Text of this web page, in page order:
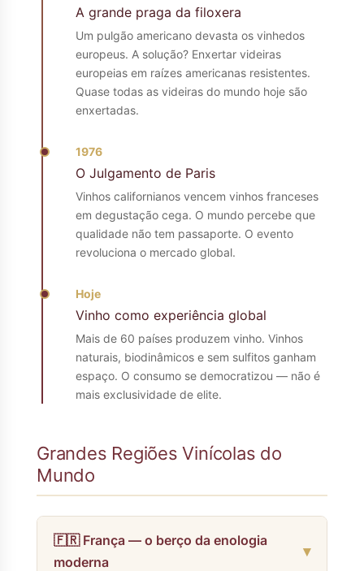
A grande praga da filoxera
Um pulgão americano devasta os vinhedos
europeus. A solução? Enxertar videiras
europeias em raízes americanas resistentes.
Quase todas as videiras do mundo hoje são
enxertadas.
1976
O Julgamento de Paris
Vinhos californianos vencem vinhos franceses
em degustação cega. O mundo percebe que
qualidade não tem passaporte. O evento
revoluciona o mercado global.
Hoje
Vinho como experiência global
Mais de 60 países produzem vinho. Vinhos
naturais, biodinâmicos e sem sulfitos ganham
espaço. O consumo se democratizou — não é
mais exclusividade de elite.
Grandes Regiões Vinícolas do
Mundo
🇫🇷 França — o berço da enologia
moderna